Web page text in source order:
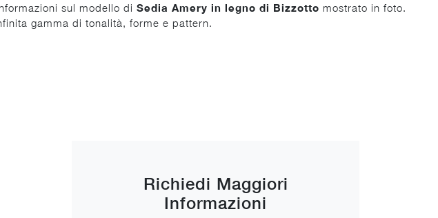
sul modello di Sedia Amery in legno di Bizzotto mostrato in foto.
gamma di tonalità, forme e pattern.
Richiedi Maggiori
Informazioni